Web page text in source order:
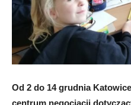
Od 2 do 14 grudnia